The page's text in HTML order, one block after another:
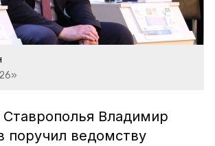
Ставрополья Владимир
поручил ведомству